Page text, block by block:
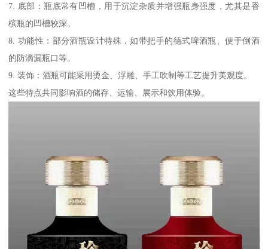
7. 底部：瓶底常有凹槽，用于沉淀杂质并增强瓶身强度，尤其是香
槟瓶的凹槽较深。
8. 功能性：部分酒瓶设计特殊，如带把手的德式啤酒瓶、便于倒酒
的防滴漏瓶口等。
9. 装饰：酒瓶可能采用烫金、浮雕、手工吹制等工艺提升美观度。
这些特点共同影响酒的储存、运输、展示和饮用体验。